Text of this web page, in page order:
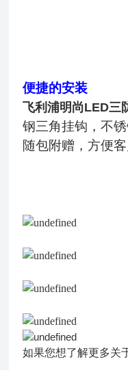
便捷的安装
飞利浦明尚LED三
钢三角挂钩，不
随包附赠，方便
如果您想了解更多关